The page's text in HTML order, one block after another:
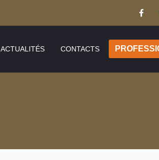
ACTUALITÉS CONTACTS